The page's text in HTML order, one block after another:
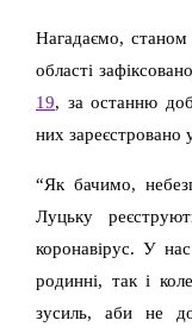
Нагадаємо,
області зафіксовано
19, за останню
них зареєстровано
“Як бачимо,
Луцьку
коронавірус. У
родинні, так і
зусиль, аби не